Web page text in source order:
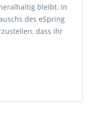
bleibt. In
des eSpring
dass Ihr